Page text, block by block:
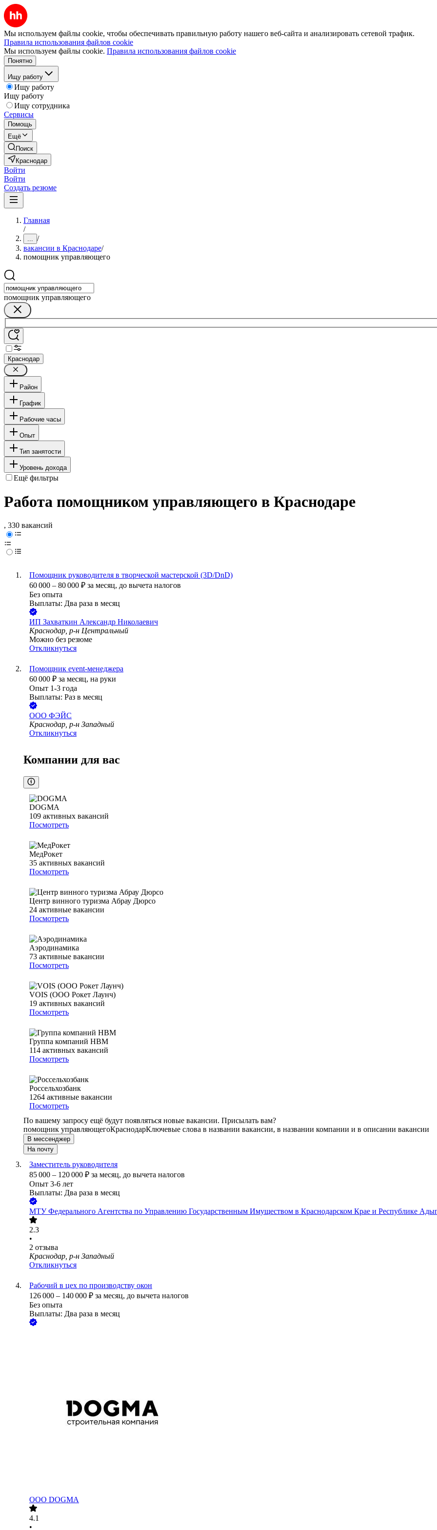
Мы используем файлы cookie, чтобы обеспечивать правильную работу нашего веб-сайта и анализировать сетевой трафик.
Правила использования файлов cookie
Мы используем файлы cookie. Правила использования файлов cookie
Понятно
Ищу работу
Ищу работу
Ищу работу
Ищу сотрудника
Сервисы
Помощь
Ещё
Поиск
Краснодар
Войти
Войти
Создать резюме
Главная
/
... /
вакансии в Краснодаре/
помощник управляющего
помощник управляющего
Краснодар
Район
График
Рабочие часы
Опыт
Тип занятости
Уровень дохода
Ещё фильтры
Работа помощником управляющего в Краснодаре
, 330 вакансий
Помощник руководителя в творческой мастерской (3D/DnD)
60 000 – 80 000 ₽ за месяц, до вычета налогов
Без опыта
Выплаты: Два раза в месяц
ИП Захваткин Александр Николаевич
Краснодар, р-н Центральный
Можно без резюме
Откликнуться
Помощник event-менеджера
60 000 ₽ за месяц, на руки
Опыт 1-3 года
Выплаты: Раз в месяц
ООО ФЭЙС
Краснодар, р-н Западный
Откликнуться
Компании для вас
DOGMA
109 активных вакансий
Посмотреть
МедРокет
35 активных вакансий
Посмотреть
Центр винного туризма Абрау Дюрсо
24 активные вакансии
Посмотреть
Аэродинамика
73 активные вакансии
Посмотреть
VOIS (ООО Рокет Лаунч)
19 активных вакансий
Посмотреть
Группа компаний НВМ
114 активных вакансий
Посмотреть
Россельхозбанк
1264 активные вакансии
Посмотреть
По вашему запросу ещё будут появляться новые вакансии. Присылать вам?
помощник управляющегоКраснодарКлючевые слова в названии вакансии, в названии компании и в описании вакансии
В мессенджер
На почту
Заместитель руководителя
85 000 – 120 000 ₽ за месяц, до вычета налогов
Опыт 3-6 лет
Выплаты: Два раза в месяц
МТУ Федерального Агентства по Управлению Государственным Имуществом в Краснодарском Крае и Республике
2.3
•
2 отзыва
Краснодар, р-н Западный
Откликнуться
Рабочий в цех по производству окон
126 000 – 140 000 ₽ за месяц, до вычета налогов
Без опыта
Выплаты: Два раза в месяц
ООО DOGMA
4.1
•